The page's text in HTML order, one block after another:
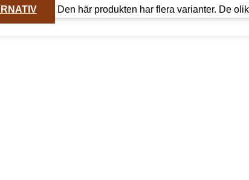
Den här produkten har flera varianter. De